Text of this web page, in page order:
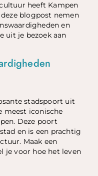
heeft Kampen
blogpost nemen
en
uit je bezoek aan
stadspoort uit
meest iconische
Deze poort
en is een prachtig
Maak een
je voor hoe het leven